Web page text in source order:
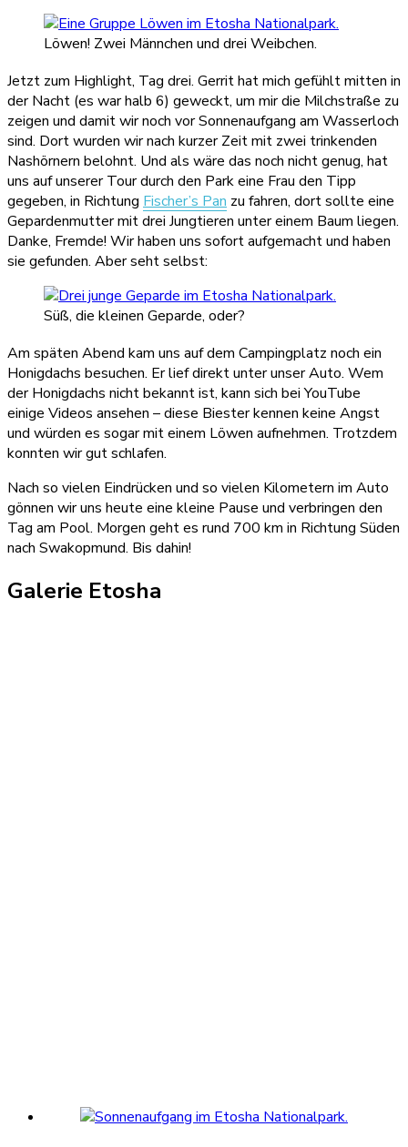
Löwen! Zwei Männchen und drei Weibchen.
Jetzt zum Highlight, Tag drei. Gerrit hat mich gefühlt mitten in
der Nacht (es war halb 6) geweckt, um mir die Milchstraße zu
zeigen und damit wir noch vor Sonnenaufgang am Wasserloch
sind. Dort wurden wir nach kurzer Zeit mit zwei trinkenden
Nashörnern belohnt. Und als wäre das noch nicht genug, hat
uns auf unserer Tour durch den Park eine Frau den Tipp
gegeben, in Richtung Fischer’s Pan zu fahren, dort sollte eine
Gepardenmutter mit drei Jungtieren unter einem Baum liegen.
Danke, Fremde! Wir haben uns sofort aufgemacht und haben
sie gefunden. Aber seht selbst:
Süß, die kleinen Geparde, oder?
Am späten Abend kam uns auf dem Campingplatz noch ein
Honigdachs besuchen. Er lief direkt unter unser Auto. Wem
der Honigdachs nicht bekannt ist, kann sich bei YouTube
einige Videos ansehen – diese Biester kennen keine Angst
und würden es sogar mit einem Löwen aufnehmen. Trotzdem
konnten wir gut schlafen.
Nach so vielen Eindrücken und so vielen Kilometern im Auto
gönnen wir uns heute eine kleine Pause und verbringen den
Tag am Pool. Morgen geht es rund 700 km in Richtung Süden
nach Swakopmund. Bis dahin!
Galerie Etosha